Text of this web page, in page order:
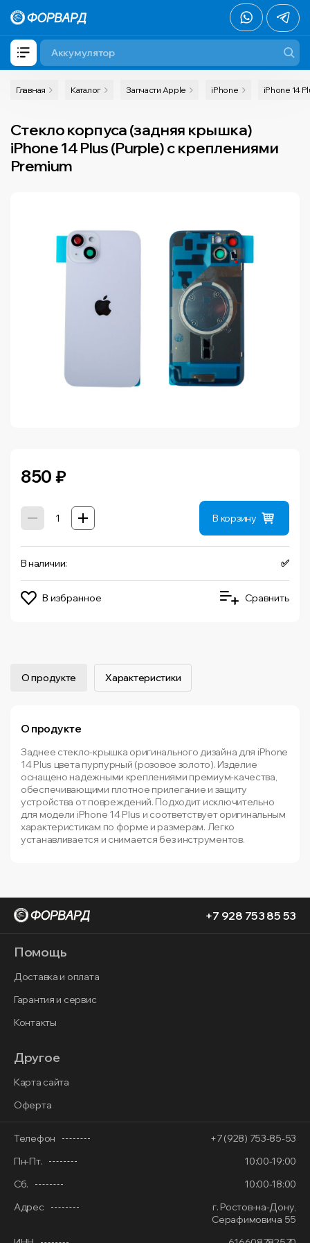
Главная Каталог Запчасти Apple iPhone iPhone 14
Стекло корпуса (задняя крышка)
iPhone 14 Plus (Purple) с креплениями
Premium
850 ₽
В корзину
В наличии: ✅
В избранное Сравнить
О продукте Характеристики
О продукте
Заднее стекло-крышка оригинального дизайна для iPhone
14 Plus цвета пурпурный (розовое золото). Изделие
оснащено надежными креплениями премиум-качества,
обеспечивающими плотное прилегание и защиту
устройства от повреждений. Подходит исключительно
для модели iPhone 14 Plus и соответствует оригинальным
характеристикам по форме и размерам. Легко
устанавливается и снимается без инструментов.
+7 928 753 85 53
Помощь
Доставка и оплата
Гарантия и сервис
Контакты
Другое
Карта сайта
Оферта
Телефон
+7 (928) 753-85-53
Пн-Пт.
10:00-19:00
Сб.
10:00-18:00
Адрес
г. Ростов-на-Дону,
Серафимовича 55